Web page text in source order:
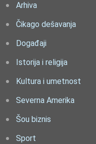
Arhiva
Čikago dešavanja
Događaji
Istorija i religija
Kultura i umetnost
Severna Amerika
Šou biznis
Sport